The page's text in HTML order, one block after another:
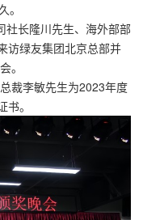
。
社长隆川先生、海外部部
访绿友集团北京总部并
。
裁李敏先生为2023年度
。